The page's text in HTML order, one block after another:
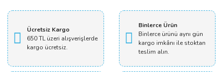
Ücretsiz Kargo
650 TL üzeri alışverişlerde
kargo ücretsiz.
Binlerce Ürün
Binlerce ürünü aynı gün
kargo imkânı ile stoktan
teslim alın.